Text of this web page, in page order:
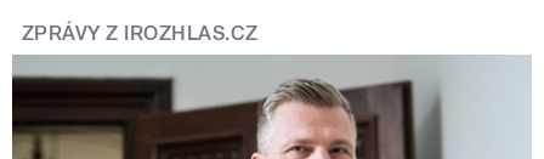
ZPRÁVY Z IROZHLAS.CZ